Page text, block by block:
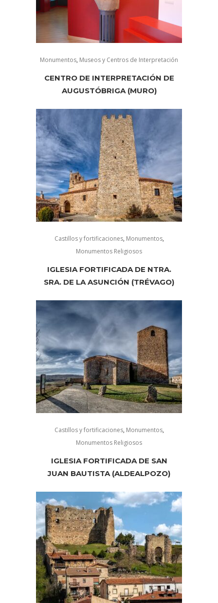
Monumentos, Museos y Centros de Interpretación
CENTRO DE INTERPRETACIÓN DE
AUGUSTÓBRIGA (MURO)
Castillos y fortificaciones, Monumentos,
Monumentos Religiosos
IGLESIA FORTIFICADA DE NTRA.
SRA. DE LA ASUNCIÓN (TRÉVAGO)
Castillos y fortificaciones, Monumentos,
Monumentos Religiosos
IGLESIA FORTIFICADA DE SAN
JUAN BAUTISTA (ALDEALPOZO)